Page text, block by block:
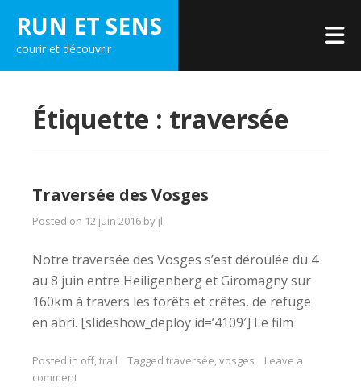
content
RUN ET SENS
courir et découvrir
Étiquette : traversée
Traversée des Vosges
Posted on 12 juin 2016 by jl
Notre traversée des Vosges s’est déroulée du 4
au 8 juin entre Heiligenberg et Giromagny sur
160km à travers les forêts et crêtes, de refuge
en abri. [slideshow_deploy id=’4109′] Le film
Posted in off,trail Tagged traversée,vosges
Leave a
comment